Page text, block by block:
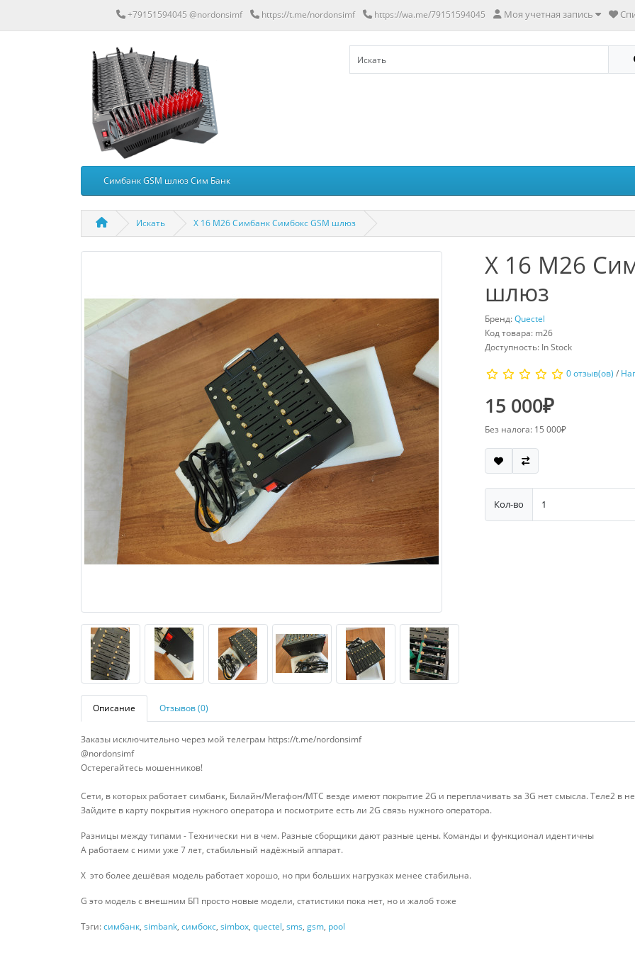
+79151594045 @nordonsimf https://t.me/nordonsimf https://wa.me/79151594045 Моя учетная запись
Симбанк GSM шлюз Сим Банк
Искать X 16 M26 Симбанк Симбокс GSM шлюз
X 16 M26
шлюз
Бренд:Quectel
Код товара: m26
Доступность: In Stock
0 отзыв(ов) /
15 000₽
Без налога: 15 000₽
Кол-во
Описание Отзывов (0)
Заказы исключительно через мой телеграм https://t.me/nordonsimf
@nordonsimf
Остерегайтесь мошенников!
​​​​​​​Сети, в которых работает симбанк, Билайн/Мегафон/МТС везде имеют покрытие 2G и переплачивать за 3G нет смысла. Теле2 в
Зайдите в карту покрытия нужного оператора и посмотрите есть ли 2G связь нужного оператора.
Разницы между типами - Технически ни в чем. Разные сборщики дают разные цены. Команды и функционал идентичны
A работаем с ними уже 7 лет, стабильный надёжный аппарат.
X это более дешёвая модель работает хорошо, но при больших нагрузках менее стабильна.
G это модель с внешним БП просто новые модели, статистики пока нет, но и жалоб тоже
Тэги:симбанк, simbank, симбокс, simbox, quectel, sms, gsm, pool